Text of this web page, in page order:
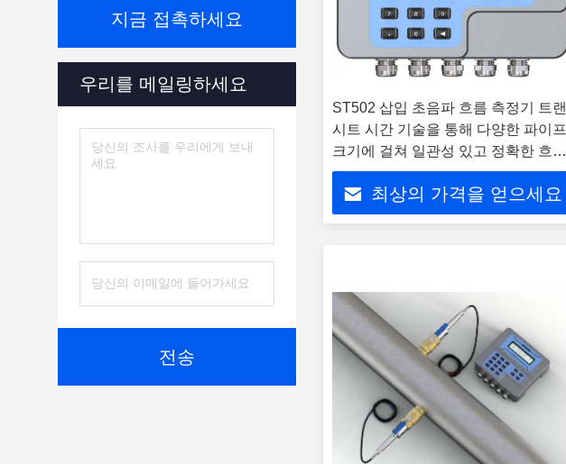
지금 접촉하세요
우리를 메일링하세요
전송
ST502 삽입 초음파 흐름 측정기 트랜
시트 시간 기술을 통해 다양한 파이프
크기에 걸쳐 일관성 있고 정확한 흐름
측정
최상의 가격을 얻으세요